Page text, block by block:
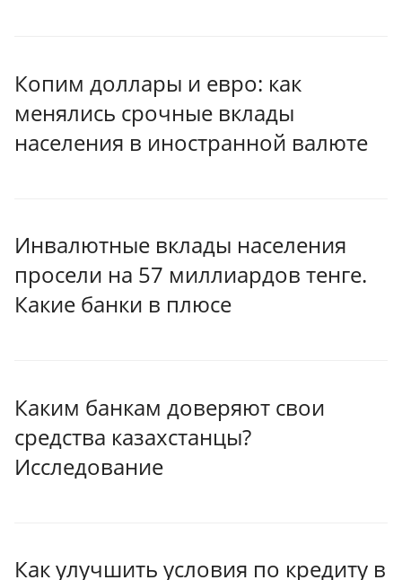
Копим доллары и евро: как
менялись срочные вклады
населения в иностранной валюте
Инвалютные вклады населения
просели на 57 миллиардов тенге.
Какие банки в плюсе
Каким банкам доверяют свои
средства казахстанцы?
Исследование
Как улучшить условия по кредиту в